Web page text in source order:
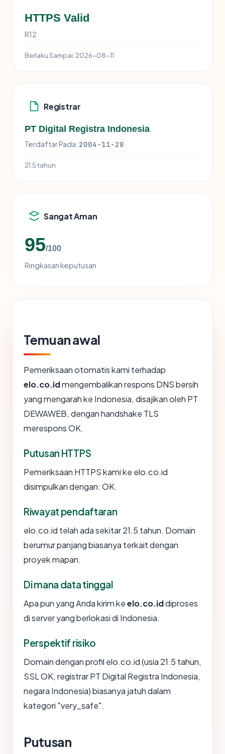
HTTPS Valid
R12
Berlaku Sampai: 2026-08-11
Registrar
PT Digital Registra Indonesia
Terdaftar Pada: 2004-11-28
21.5 tahun
Sangat Aman
95/100
Ringkasan keputusan
Temuan awal
Pemeriksaan otomatis kami terhadap
elo.co.idmengembalikan respons DNS bersih
yang mengarah ke Indonesia, disajikan oleh PT
DEWAWEB, dengan handshake TLS
merespons OK.
Putusan HTTPS
Pemeriksaan HTTPS kami ke elo.co.id
disimpulkan dengan: OK.
Riwayat pendaftaran
elo.co.id telah ada sekitar 21.5 tahun. Domain
berumur panjang biasanya terkait dengan
proyek mapan.
Di mana data tinggal
Apa pun yang Anda kirim keelo.co.iddiproses
di server yang berlokasi di Indonesia.
Perspektif risiko
Domain dengan profil elo.co.id (usia 21.5 tahun,
SSL OK, registrar PT Digital Registra Indonesia,
negara Indonesia) biasanya jatuh dalam
kategori "very_safe".
Putusan